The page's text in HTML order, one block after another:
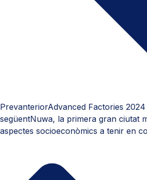
PrevanteriorAdvanced Factories 2024
següentNuwa, la primera gran ciutat
aspectes socioeconòmics a tenir en